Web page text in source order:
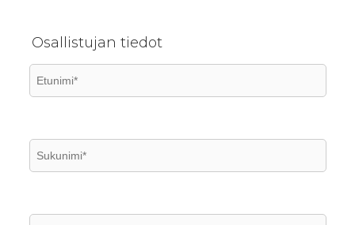
Osallistujan tiedot